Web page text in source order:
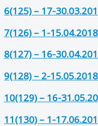
6(125) – 17-
7(126) – 1-
8(127) – 16-
9(128) – 2-
10(129) – 16-
11(130) – 1-